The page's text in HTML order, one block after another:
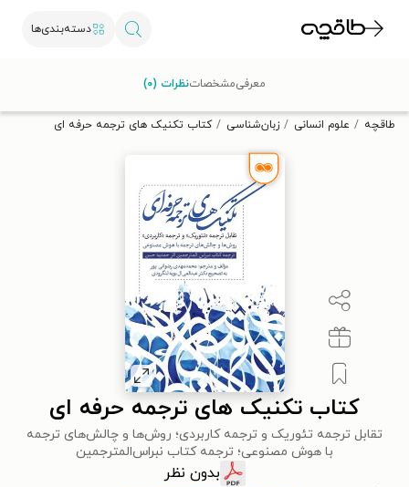
دسته‌بندی‌ها
تخفیف از طاقچه دریافت کن.
طاقچه علوم انسانی زبان‌شناسی کتاب تکنیک های ترجمه حرفه ای
کتاب تکنیک های ترجمه حرفه ای
تقابل ترجمه تئوریک و ترجمه کاربردی؛ روش‌ها و چالش‌های ترجمه
با هوش مصنوعی؛ ترجمه کتاب نبراس‌المترجمین
بدون نظر
معرفیمشخصاتنظرات (۰)